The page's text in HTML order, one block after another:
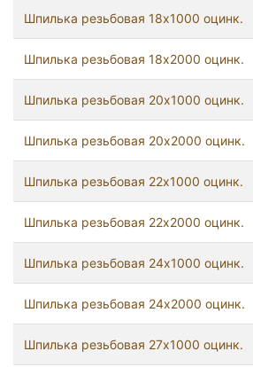
Шпилька резьбовая 18x1000 оцинк.
Шпилька резьбовая 18x2000 оцинк.
Шпилька резьбовая 20x1000 оцинк.
Шпилька резьбовая 20x2000 оцинк.
Шпилька резьбовая 22x1000 оцинк.
Шпилька резьбовая 22x2000 оцинк.
Шпилька резьбовая 24x1000 оцинк.
Шпилька резьбовая 24x2000 оцинк.
Шпилька резьбовая 27x1000 оцинк.